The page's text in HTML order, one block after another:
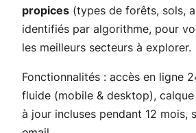
C
e
s
p
propices (types de forêts, sols,
identifiés par algorithme, pour
les meilleurs secteurs à explorer.
Fonctionnalités : accès en ligne
fluide (mobile & desktop),
à jour incluses pendant 12 mois,